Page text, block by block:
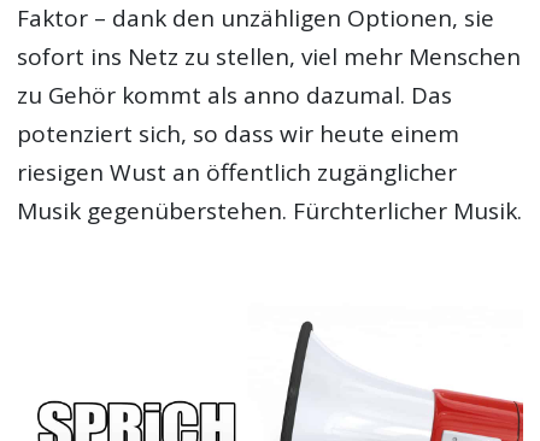
Faktor – dank den unzähligen Optionen, sie
sofort ins Netz zu stellen, viel mehr Menschen
zu Gehör kommt als anno dazumal. Das
potenziert sich, so dass wir heute einem
riesigen Wust an öffentlich zugänglicher
Musik gegenüberstehen. Fürchterlicher Musik.